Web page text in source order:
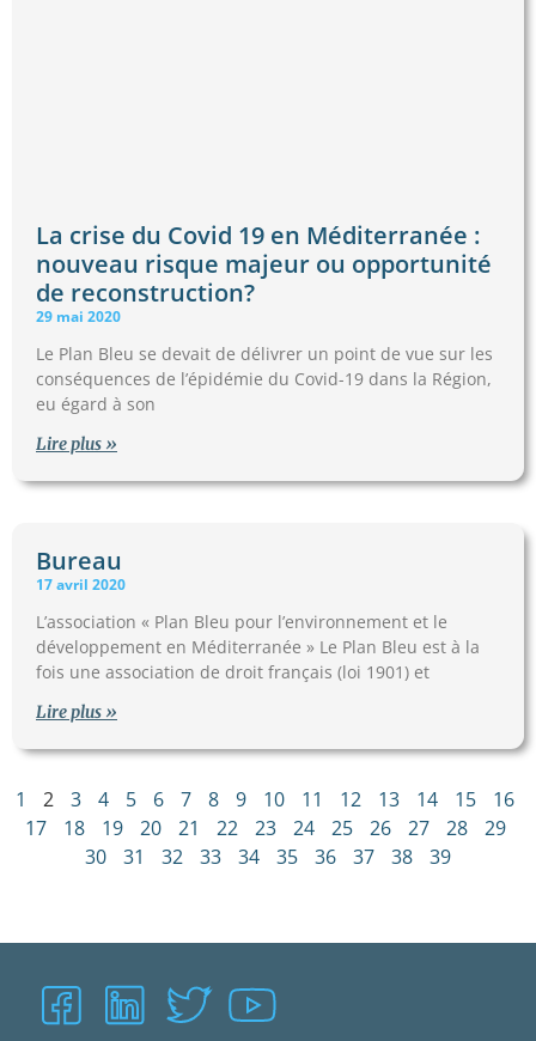
La crise du Covid 19 en Méditerranée :
nouveau risque majeur ou opportunité
de reconstruction?
29 mai 2020
Le Plan Bleu se devait de délivrer un point de vue sur les
conséquences de l’épidémie du Covid-19 dans la Région,
eu égard à son
Lire plus »
Bureau
17 avril 2020
L’association « Plan Bleu pour l’environnement et le
développement en Méditerranée » Le Plan Bleu est à la
fois une association de droit français (loi 1901) et
Lire plus »
1 2 3 4 5 6 7 8 9 10 11 12 13 14 15
16
17
18 19 20 21 22 23 24 25 26 27 28
29
30
31 32 33 34 35 36 37 38 39